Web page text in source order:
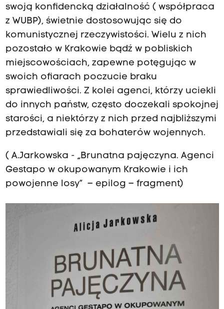
swoją konfidencką działalność ( współpraca
z WUBP), świetnie dostosowując się do
komunistycznej rzeczywistości. Wielu z nich
pozostało w Krakowie bądź w pobliskich
miejscowościach, zapewne potęgując w
swoich ofiarach poczucie braku
sprawiedliwości. Z kolei agenci, którzy uciekli
do innych państw, często doczekali spokojnej
starości, a niektórzy z nich przed najbliższymi
przedstawiali się za bohaterów wojennych.
( A.Jarkowska - „Brunatna pajęczyna. Agenci
Gestapo w okupowanym Krakowie i ich
powojenne losy” – epilog – fragment)